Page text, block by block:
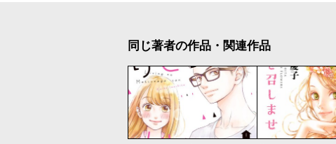
同じ著者の作品・関連作品